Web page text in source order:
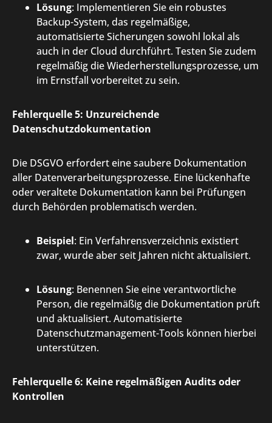
Lösung: Implementieren Sie ein robustes
Backup-System, das regelmäßige,
automatisierte Sicherungen sowohl lokal als
auch in der Cloud durchführt. Testen Sie zudem
regelmäßig die Wiederherstellungsprozesse, um
im Ernstfall vorbereitet zu sein.
Fehlerquelle 5: Unzureichende
Datenschutzdokumentation
Die DSGVO erfordert eine saubere Dokumentation
aller Datenverarbeitungsprozesse. Eine lückenhafte
oder veraltete Dokumentation kann bei Prüfungen
durch Behörden problematisch werden.
Beispiel: Ein Verfahrensverzeichnis existiert
zwar, wurde aber seit Jahren nicht aktualisiert.
Lösung: Benennen Sie eine verantwortliche
Person, die regelmäßig die Dokumentation prüft
und aktualisiert. Automatisierte
Datenschutzmanagement-Tools können hierbei
unterstützen.
Fehlerquelle 6: Keine regelmäßigen Audits oder
Kontrollen